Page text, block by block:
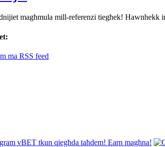
magħmula mill-referenzi tiegħek!
ma RSS feed
vBET tkun qiegħda taħdem! Earn magħna!